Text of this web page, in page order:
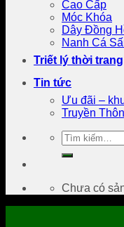
Cao Cấp
Móc Khóa
Dây Đồng
Nanh Cá
Triết lý thời trang
Tin tức
Ưu đãi –
Truyền
Tìm
kiếm:
Chưa có